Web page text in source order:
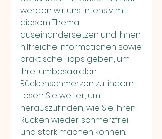
werden wir uns intensiv mit
diesem Thema
auseinandersetzen und Ihnen
hilfreiche Informationen sowie
praktische Tipps geben, um
Ihre lumbosakralen
Rückenschmerzen zu lindern.
Lesen Sie weiter, um
herauszufinden, wie Sie Ihren
Rücken wieder schmerzfrei
und stark machen können.